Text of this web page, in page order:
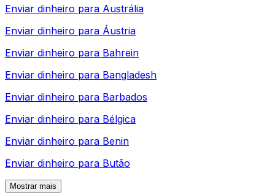
Enviar dinheiro para Austrália
Enviar dinheiro para Áustria
Enviar dinheiro para Bahrein
Enviar dinheiro para Bangladesh
Enviar dinheiro para Barbados
Enviar dinheiro para Bélgica
Enviar dinheiro para Benin
Enviar dinheiro para Butão
Mostrar mais